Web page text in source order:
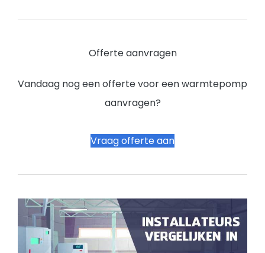
Offerte aanvragen
Vandaag nog een offerte voor een warmtepomp
aanvragen?
Vraag offerte aan